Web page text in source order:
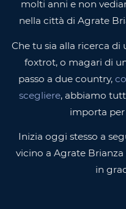
molti anni e non
nella città di Agrate
Che tu sia alla ricerca di
foxtrot, o magari di
passo a due country,
scegliere, abbiamo
importa
Inizia oggi stesso a
vicino a Agrate
in